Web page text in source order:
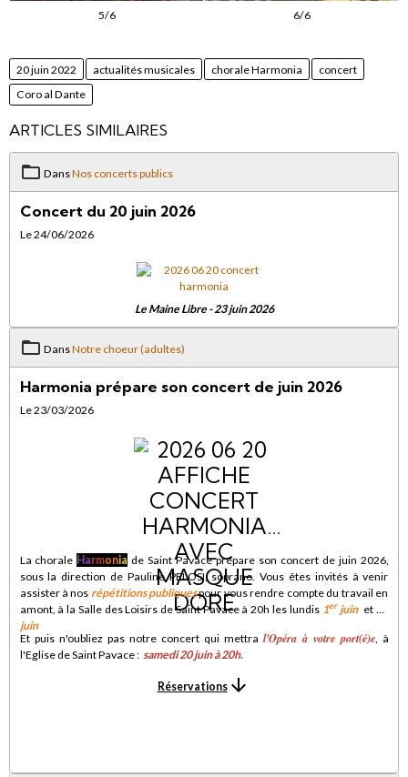
5/6 6/6
20 juin 2022 actualités musicales chorale Harmonia
concert
Coro al Dante
ARTICLES SIMILAIRES
DansNos concerts publics
Concert du 20 juin 2026
Le 24/06/2026
Le Maine Libre - 23 juin 2026
DansNotre choeur (adultes)
Harmonia prépare son concert de juin 2026
Le 23/03/2026
La chorale Harmonia de Saint Pavace prépare son concert de juin 2026,
sous la direction de Pauline PELOSI, soprano. Vous êtes invités à venir
assister à nos répétitions publiquespour vous rendre compte du travail en
amont, à la Salle des Loisirs de Saint Pavace à 20h les lundis 1erjuin et 15
juin
Et puis n'oubliez pas notre concert qui mettra l'Opéra à votre port(é)e, à
l'Eglise de Saint Pavace : samedi 20 juin à 20h.
Réservations